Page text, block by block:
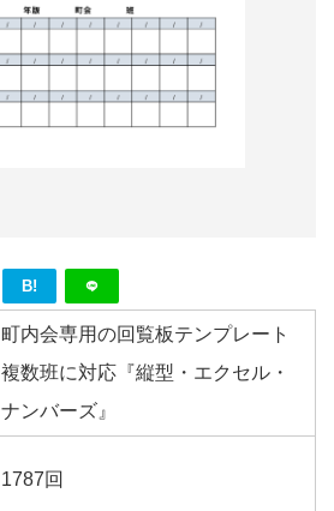
B!
町内会専用の回覧板テンプレート
複数班に対応『縦型・エクセル・
ナンバーズ』
1787回